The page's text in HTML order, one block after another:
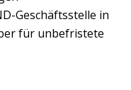
Geschäftsstelle in
für unbefristete